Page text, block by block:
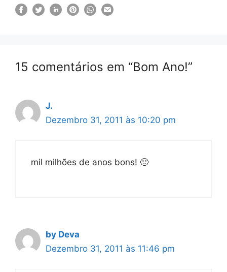
15 comentários em “Bom Ano!”
J.
Dezembro 31, 2011 às 10:20 pm
mil milhões de anos bons! 🙂
by Deva
Dezembro 31, 2011 às 11:46 pm